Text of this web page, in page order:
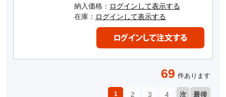
納入価格： ログインして表示する
在庫： ログインして表示する
69 件あります
1 2 3 4 次 最後